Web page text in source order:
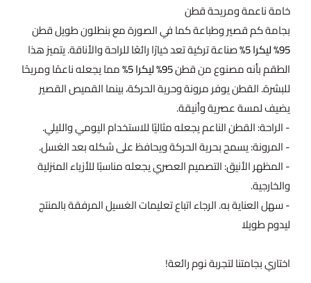
خامة ناعمة ومريحة قطن
بجامة كم قصير وطباعة كما في الصورة مع بنطلون طويل قطن
95% ليكرا 5%
صناعة تركية تعد خيارًا رائعًا للراحة والأناقة. يتميز هذا
الطقم بأنه مصنوع من قطن95% ليكرا 5%
مما يجعله ناعمًا ومريحًا
للبشرة. القطن يوفر مرونة وحرية الحركة، بينما القميص القصير
يضيف لمسة عصرية وأنيقة.
- الراحة: القطن الناعم يجعله مثاليًا للاستخدام اليومي والليلي.
- المرونة: يسمح بحرية الحركة ويحافظ على شكله بعد الغسل.
- المظهر الأنيق: التصميم العصري يجعله مناسبًا للأزياء المنزلية
والخارجية.
- سهل العناية به. الرجاء اتباع تعليمات الغسيل المرفقة بالمنتج
ليدوم طويلا
اختاري بجامتنا لتجربة نوم رائعة!